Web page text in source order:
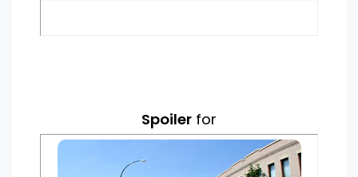
Spoiler for